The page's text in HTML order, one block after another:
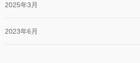
2025年3月
2023年6月